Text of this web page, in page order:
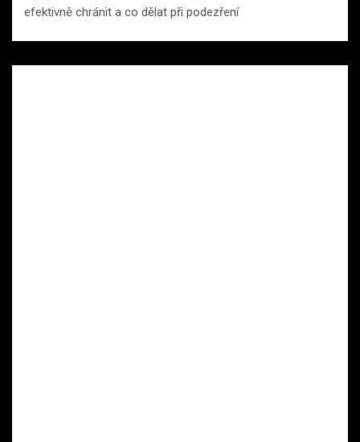
efektivně chránit a co dělat při podezření